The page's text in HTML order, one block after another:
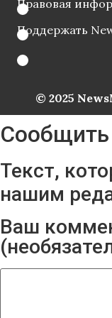
Правовая
Поддержать
© 2025
Сообщить
Текст,
нашим
Ваш